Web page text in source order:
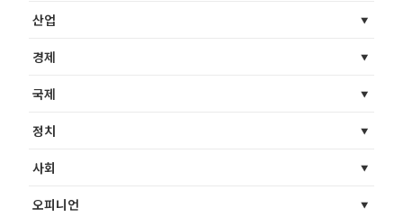
산업
경제
국제
정치
사회
오피니언